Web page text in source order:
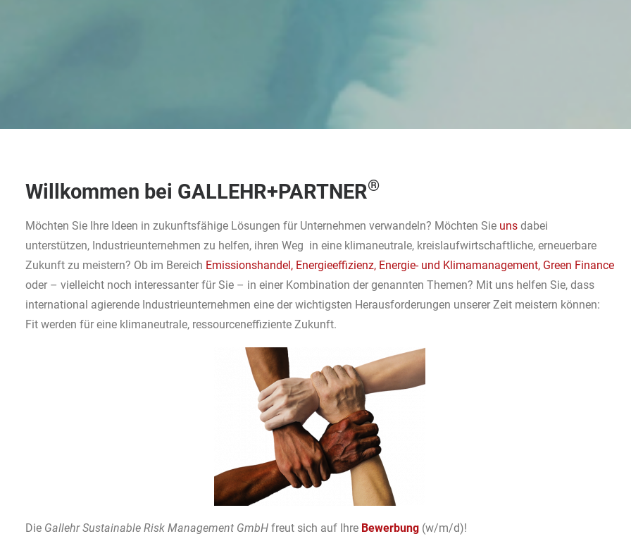
Willkommen bei GALLEHR+PARTNER®
Möchten Sie Ihre Ideen in zukunftsfähige Lösungen für Unternehmen verwandeln? Möchten Sie uns dabei
unterstützen, Industrieunternehmen zu helfen, ihren Weg in eine klimaneutrale, kreislaufwirtschaftliche, erneuerbare
Zukunft zu meistern? Ob im Bereich Emissionshandel, Energieeffizienz, Energie- und Klimamanagement, Green Finance
oder – vielleicht noch interessanter für Sie – in einer Kombination der genannten Themen? Mit uns helfen Sie, dass
international agierende Industrieunternehmen eine der wichtigsten Herausforderungen unserer Zeit meistern können:
Fit werden für eine klimaneutrale, ressourceneffiziente Zukunft.
Die Gallehr Sustainable Risk Management GmbH freut sich auf Ihre Bewerbung (w/m/d)!